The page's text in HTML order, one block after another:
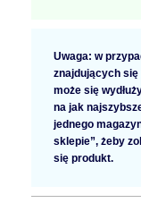
Uwaga: w
znajdujących
może się
na jak
jednego
sklepie”, żeby
się produkt.